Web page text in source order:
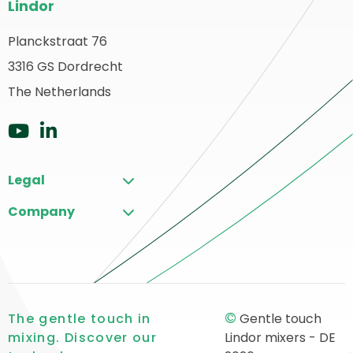
Fußzeile
Lindor
Planckstraat 76
3316 GS Dordrecht
The Netherlands
Zu
gehen
Zu
Legal
Company
The gentle touch in
mixing. Discover our
© Gentle touch
Lindor mixers - DE